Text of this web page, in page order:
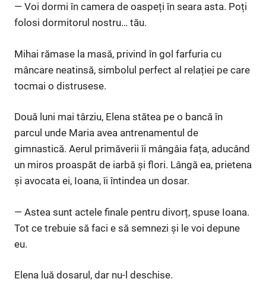
— Voi dormi în camera de oaspeți în seara asta. Poți
folosi dormitorul nostru… tău.
Mihai rămase la masă, privind în gol farfuria cu
mâncare neatinsă, simbolul perfect al relației pe care
tocmai o distrusese.
Două luni mai târziu, Elena stătea pe o bancă în
parcul unde Maria avea antrenamentul de
gimnastică. Aerul primăverii îi mângâia fața, aducând
un miros proaspăt de iarbă și flori. Lângă ea, prietena
și avocata ei, Ioana, îi întindea un dosar.
— Astea sunt actele finale pentru divorț, spuse Ioana.
Tot ce trebuie să faci e să semnezi și le voi depune
eu.
Elena luă dosarul, dar nu-l deschise.